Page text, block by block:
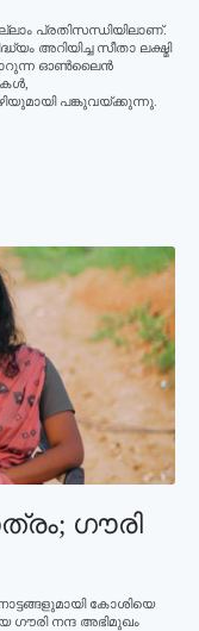
പ്രതിസന്ധിയിലാണ്.
അറിയിച്ച സീതാ ലക്ഷ്മി
മാറുന്ന ഓണ്‍ലൈന്‍
പങ്കുവയ്ക്കുന്നു.
ഗൗരി
കോശിയെ
ഗൗരി നന്ദ അഭിമുഖം